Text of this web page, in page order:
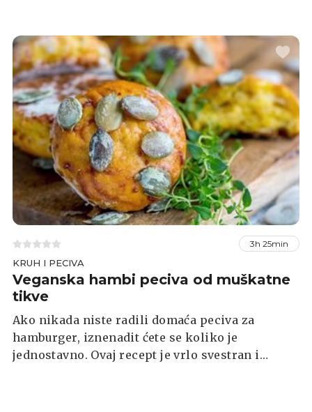
3h 25min
KRUH I PECIVA
Veganska hambi peciva od muškatne
tikve
Ako nikada niste radili domaća peciva za
hamburger, iznenadit ćete se koliko je
jednostavno. Ovaj recept je vrlo svestran i